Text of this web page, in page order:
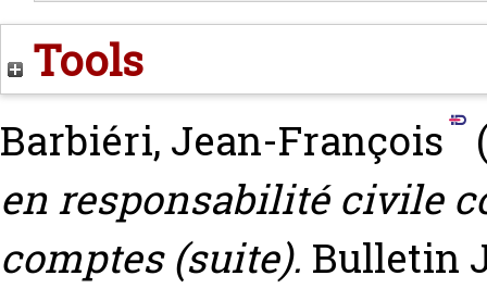
Tools
Barbiéri, Jean-François
en responsabilité civile
comptes (suite). Bulletin